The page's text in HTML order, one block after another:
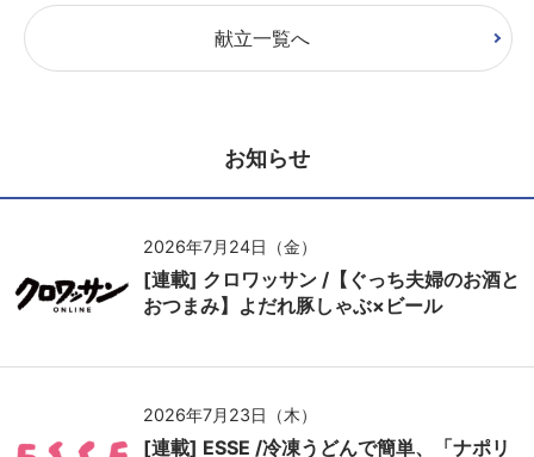
献立一覧へ
お知らせ
2026年7月24日（金）
[連載] クロワッサン /【ぐっち夫婦のお酒と
おつまみ】よだれ豚しゃぶ×ビール
2026年7月23日（木）
[連載] ESSE /冷凍うどんで簡単、「ナポリ